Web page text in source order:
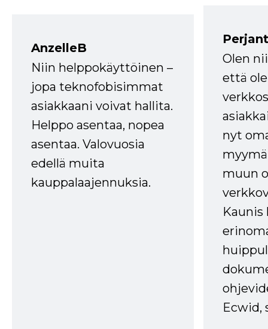
AnzelleB
Niin helppokäyttöinen –
jopa teknofobisimmat
asiakkaani voivat hallita.
Helppo asentaa, nopea
asentaa. Valovuosia
edellä muita
kauppalaajennuksia.
Olen
että
nyt
muun
Kaunis
Ecwid,